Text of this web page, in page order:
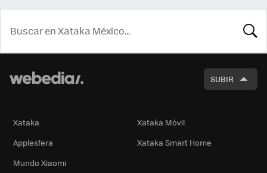
SUBIR
Xataka
Xataka Móvil
Applesfera
Xataka Smart Home
Mundo Xiaomi